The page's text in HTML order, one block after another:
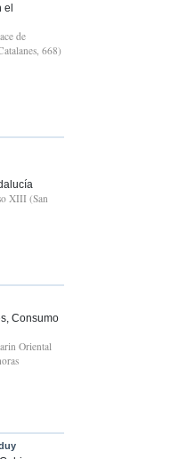
de
668)
XIII (San
Consumo
Oriental